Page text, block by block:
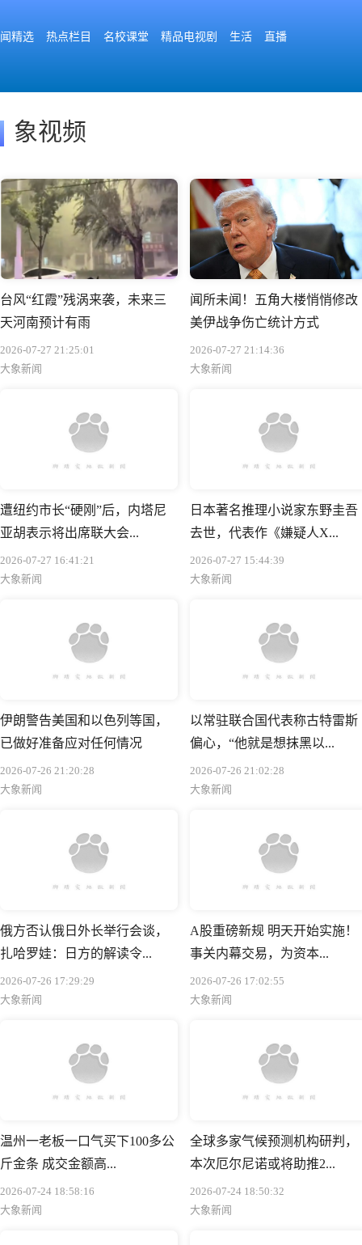
精选 热点栏目 名校课堂 精品电视剧 生活 直播
象视频
台风“红霞”残涡来袭，未来三
天河南预计有雨
2026-07-27 21:25:01
大象新闻
闻所未闻！五角大楼悄悄修改
美伊战争伤亡统计方式
2026-07-27 21:14:36
大象新闻
遭纽约市长“硬刚”后，内塔尼
亚胡表示将出席联大会...
2026-07-27 16:41:21
大象新闻
日本著名推理小说家东野圭吾
去世，代表作《嫌疑人X...
2026-07-27 15:44:39
大象新闻
伊朗警告美国和以色列等国，
已做好准备应对任何情况
2026-07-26 21:20:28
大象新闻
以常驻联合国代表称古特雷斯
偏心，“他就是想抹黑以...
2026-07-26 21:02:28
大象新闻
俄方否认俄日外长举行会谈，
扎哈罗娃：日方的解读令...
2026-07-26 17:29:29
大象新闻
A股重磅新规 明天开始实施！
事关内幕交易，为资本...
2026-07-26 17:02:55
大象新闻
温州一老板一口气买下100多公
斤金条 成交金额高...
2026-07-24 18:58:16
大象新闻
全球多家气候预测机构研判，
本次厄尔尼诺或将助推2...
2026-07-24 18:50:32
大象新闻